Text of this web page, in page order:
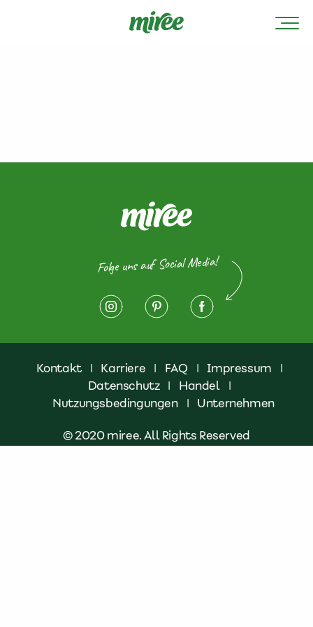
Folge uns auf Social Media!
Kontakt | Karriere | FAQ | Impressum
|
Datenschutz | Handel
|
Nutzungsbedingungen
| Unternehmen
© 2020 miree. All Rights Reserved